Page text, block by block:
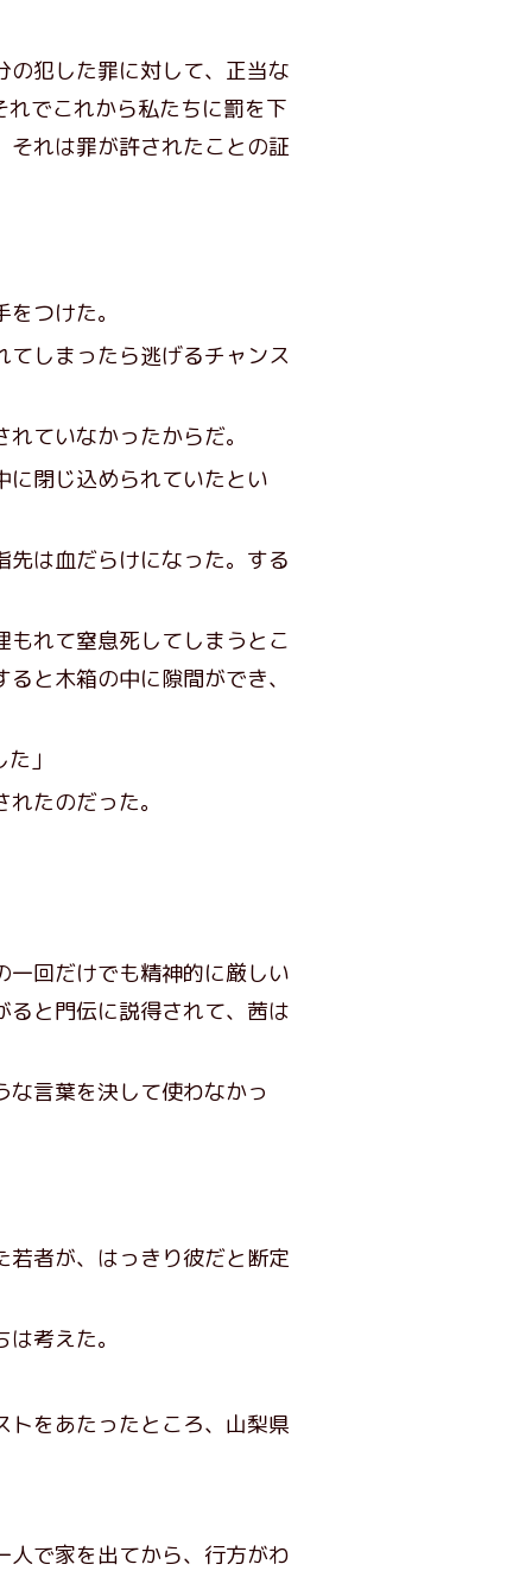
犯した罪に対して、正当な
でこれから私たちに罰を下
それは罪が許されたことの証
つけた。
しまったら逃げるチャンス
ていなかったからだ。
閉じ込められていたとい
は血だらけになった。する
れて窒息死してしまうとこ
と木箱の中に隙間ができ、
」
たのだった。
回だけでも精神的に厳しい
と門伝に説得されて、茜は
言葉を決して使わなかっ
者が、はっきり彼だと断定
考えた。
をあたったところ、山梨県
で家を出てから、行方がわ